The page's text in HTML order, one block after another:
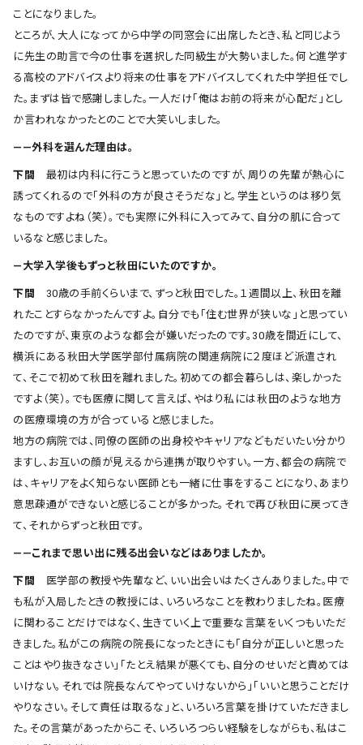
ことになりました。
ところが、大人になってから中学の同窓会に出席したとき、私と同じよう
に先生の助言で今の仕事を選択した同級生が大勢いました。何と進学す
る高校のアドバイスより将来の仕事をアドバイスしてくれた中学担任でし
た。まずは皆で感謝しました。一人だけ「俺はお前の将来が心配だ」とし
か言われなかったとのことで大笑いしました。
――外科を選んだ理由は。
下間
最初は内科に行こうと思っていたのですが、周りの先輩が熱心に
誘ってくれるので「外科の方が良さそうだな」と。学生というのは移り気
なものですよね（笑）。でも実際に外科に入ってみて、自分の肌に合って
いるなと感じました。
―大学入学後もずっと秋田にいたのですか。
下間
30歳の手前くらいまで、ずっと秋田でした。１週間以上、秋田を離
れたことすらなかったんですよ。自分でも「住む世界が狭いな」と思ってい
たのですが、東京のような都会が嫌いだったのです。30歳を間近にして、
横浜にある秋田大学医学部付属病院の関連病院に２度ほど派遣され
て、そこで初めて秋田を離れました。初めての都会暮らしは、楽しかった
ですよ（笑）。でも医療に関して言えば、やはり私には秋田のような地方
の医療環境の方が合っていると感じました。
地方の病院では、同僚の医師の出身校やキャリアなどもだいたい分かり
ますし、お互いの顔が見えるから連携が取りやすい。一方、都会の病院で
は、キャリアをよく知らない医師とも一緒に仕事をすることになり、あまり
意思疎通ができないと感じることが多かった。それで再び秋田に戻ってき
て、それからずっと秋田です。
――これまで思い出に残る出会いなどはありましたか。
下間
医学部の教授や先輩など、いい出会いはたくさんありました。中で
も私が入局したときの教授には、いろいろなことを教わりましたね。医療
に関わることだけではなく、生きていく上で重要な言葉をいくつもいただ
きました。私がこの病院の院長になったときにも「自分が正しいと思った
ことはやり抜きなさい」「たとえ結果が悪くても、自分のせいだと責めては
いけない。それでは院長なんてやっていけないから」「いいと思うことだけ
やりなさい。そして責任は取るな」と、いろいろ言葉を掛けていただきまし
た。その言葉があったからこそ、いろいろつらい経験をしながらも、私はこ